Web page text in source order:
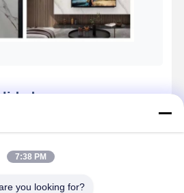
aos clientes de diferentes
nossa fábrica para inspeção em
7:38 PM
you looking for?